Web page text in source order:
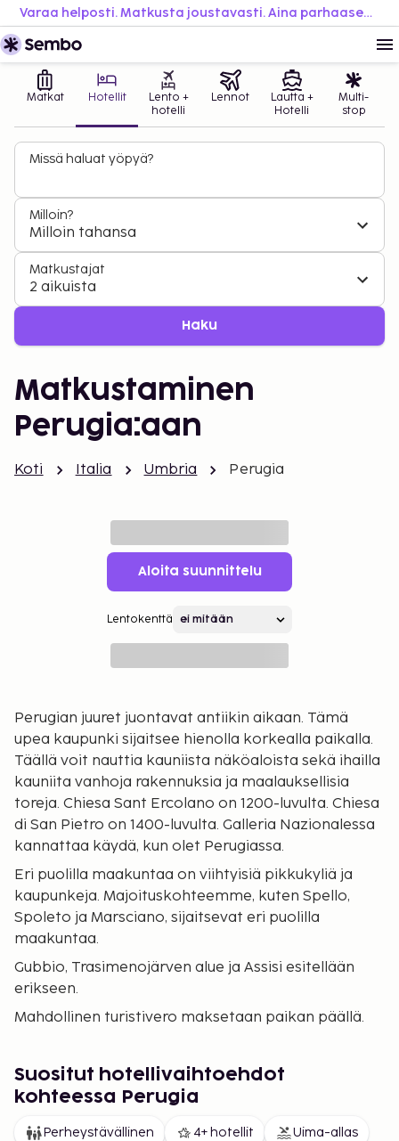
Varaa helposti. Matkusta joustavasti. Aina parhaaseen hintaan.
Matkat Hotellit
Lento +
hotelli
Lennot
Lautta +
Hotelli
Multi-
stop
Missä haluat yöpyä?
Milloin?
Milloin tahansa
Matkustajat
2 aikuista
Haku
Matkustaminen
Perugia:aan
Koti Italia Umbria Perugia
Aloita suunnittelu
Lentokenttä
Perugian juuret juontavat antiikin aikaan. Tämä
upea kaupunki sijaitsee hienolla korkealla paikalla.
Täällä voit nauttia kauniista näköaloista sekä ihailla
kauniita vanhoja rakennuksia ja maalauksellisia
toreja. Chiesa Sant Ercolano on 1200-luvulta. Chiesa
di San Pietro on 1400-luvulta. Galleria Nazionalessa
kannattaa käydä, kun olet Perugiassa.
Eri puolilla maakuntaa on viihtyisiä pikkukyliä ja
kaupunkeja. Majoituskohteemme, kuten Spello,
Spoleto ja Marsciano, sijaitsevat eri puolilla
maakuntaa.
Gubbio, Trasimenojärven alue ja Assisi esitellään
erikseen.
Mahdollinen turistivero maksetaan paikan päällä.
Suositut hotellivaihtoehdot
kohteessa Perugia
Perheystävällinen 4+ hotellit Uima-allas